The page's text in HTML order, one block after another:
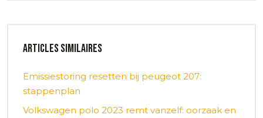
Articles similaires
Emissiestoring resetten bij peugeot 207:
stappenplan
Volkswagen polo 2023 remt vanzelf: oorzaak en